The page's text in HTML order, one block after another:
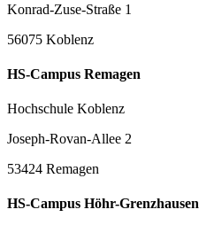
Konrad-Zuse-Straße 1
56075 Koblenz
HS-Campus Remagen
Hochschule Koblenz
Joseph-Rovan-Allee 2
53424 Remagen
HS-Campus Höhr-Grenzhausen